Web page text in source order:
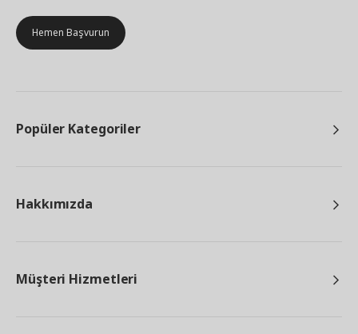
Hemen Başvurun
Popüler Kategoriler
Hakkımızda
Müşteri Hizmetleri